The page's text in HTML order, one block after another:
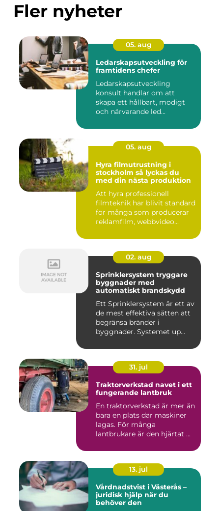
Fler nyheter
05. aug
Ledarskapsutveckling för
framtidens chefer
Ledarskapsutveckling
konsult handlar om att
skapa ett hållbart, modigt
och närvarande led...
05. aug
Hyra filmutrustning i
stockholm så lyckas du
med din nästa produktion
Att hyra professionell
filmteknik har blivit standard
för många som producerar
reklamfilm, webbvideo...
02. aug
Sprinklersystem tryggare
byggnader med
automatiskt brandskydd
Ett Sprinklersystem är ett av
de mest effektiva sätten att
begränsa bränder i
byggnader. Systemet up...
31. jul
Traktorverkstad navet i ett
fungerande lantbruk
En traktorverkstad är mer än
bara en plats där maskiner
lagas. För många
lantbrukare är den hjärtat ...
13. jul
Vårdnadstvist i Västerås –
juridisk hjälp när du
behöver den